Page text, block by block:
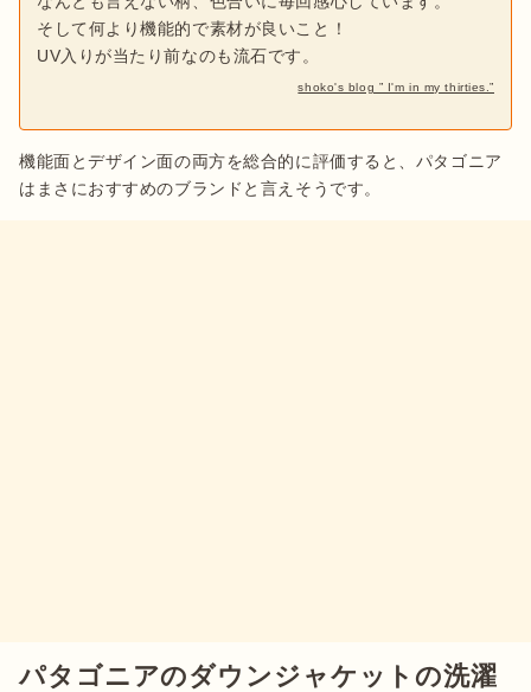
そして何より機能的で素材が良いこと！
UV入りが当たり前なのも流石です。
shoko's blog ” I'm in my thirties.”
機能面とデザイン面の両方を総合的に評価すると、パタゴニア
はまさにおすすめのブランドと言えそうです。
パタゴニアのダウンジャケットの洗濯